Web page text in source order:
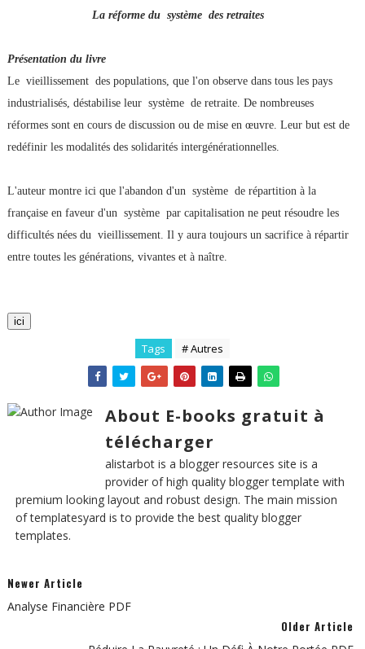
La réforme du système des retraites
Présentation du livre
Le vieillissement des populations, que l'on observe dans tous les pays
industrialisés, déstabilise leur système de retraite. De nombreuses
réformes sont en cours de discussion ou de mise en œuvre. Leur but est de
redéfinir les modalités des solidarités intergénérationnelles.
L'auteur montre ici que l'abandon d'un système de répartition à la
française en faveur d'un système par capitalisation ne peut résoudre les
difficultés nées du vieillissement. Il y aura toujours un sacrifice à répartir
entre toutes les générations, vivantes et à naître.
ici
Tags # Autres
About E-books gratuit à
télécharger
alistarbot is a blogger resources site is a
provider of high quality blogger template with
premium looking layout and robust design. The main mission
of templatesyard is to provide the best quality blogger
templates.
Newer Article
Analyse Financière PDF
Older Article